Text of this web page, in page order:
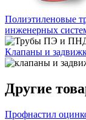
Полиэтиленовые
инженерных
Клапаны и
Другие
Профнастил